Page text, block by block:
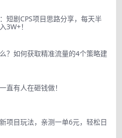
短剧CPS项目思路分享，每天半
3W+！
？如何获取精准流量的4个策略建
直有人在砸钱做！
项目玩法，亲测一单6元，轻松日